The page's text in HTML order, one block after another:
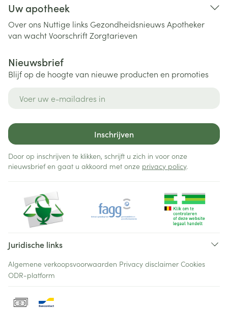
Uw apotheek
Over ons Nuttige links Gezondheidsnieuws Apotheker
van wachtVoorschriftZorgtarieven
Nieuwsbrief
Blijf op de hoogte van nieuwe producten en promoties
Inschrijven
Door op inschrijven te klikken, schrijft u zich in voor onze
nieuwsbrief en gaat u akkoord met onze privacy policy.
Juridische links
Algemene verkoopsvoorwaarden Privacy disclaimer Cookies
ODR-platform